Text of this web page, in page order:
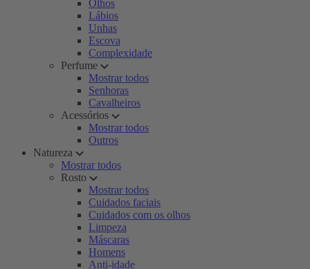
Olhos
Lábios
Unhas
Escova
Complexidade
Perfume
Mostrar todos
Senhoras
Cavalheiros
Acessórios
Mostrar todos
Outros
Natureza
Mostrar todos
Rosto
Mostrar todos
Cuidados faciais
Cuidados com os olhos
Limpeza
Máscaras
Homens
Anti-idade